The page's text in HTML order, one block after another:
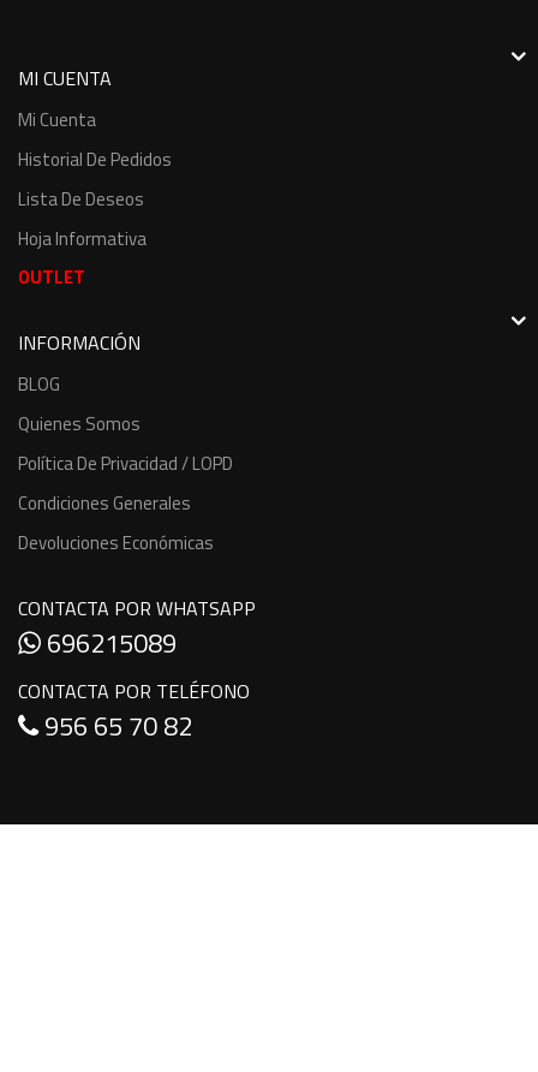
MI CUENTA
Mi Cuenta
Historial De Pedidos
Lista De Deseos
Hoja Informativa
OUTLET
INFORMACIÓN
BLOG
Quienes Somos
Política De Privacidad / LOPD
Condiciones Generales
Devoluciones Económicas
CONTACTA POR WHATSAPP
696215089
CONTACTA POR TELÉFONO
956 65 70 82